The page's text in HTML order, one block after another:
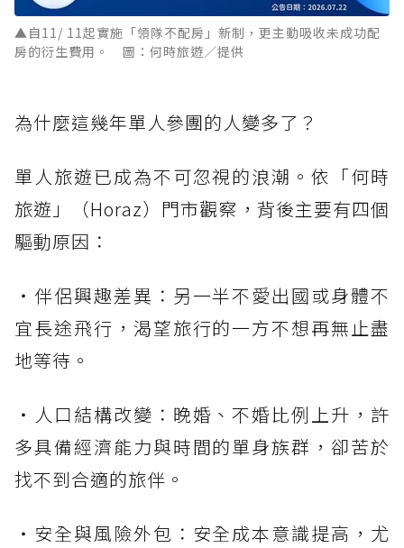
▲自11/ 11起實施「領隊不配房」新制，更主動吸收未成功配
房的衍生費用。 圖：何時旅遊／提供
為什麼這幾年單人參團的人變多了？
單人旅遊已成為不可忽視的浪潮。依「何時
旅遊」（Horaz）門市觀察，背後主要有四個
驅動原因：
・伴侶興趣差異：另一半不愛出國或身體不
宜長途飛行，渴望旅行的一方不想再無止盡
地等待。
・人口結構改變：晚婚、不婚比例上升，許
多具備經濟能力與時間的單身族群，卻苦於
找不到合適的旅伴。
・安全與風險外包：安全成本意識提高，尤